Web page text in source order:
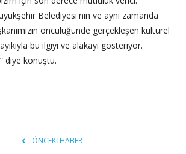
Belediyesi'nin ve aynı zamanda
öncülüğünde gerçekleşen kültürel
bu ilgiyi ve alakayı gösteriyor.
diye konuştu.
ÖNCEKI HABER